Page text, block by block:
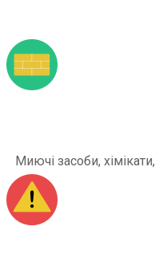
Миючі засоби,